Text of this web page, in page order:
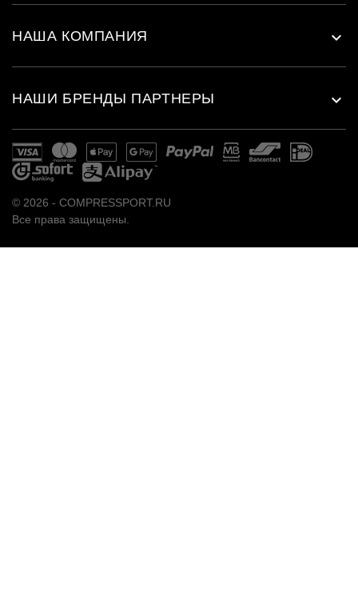
НАША КОМПАНИЯ 
НАШИ БРЕНДЫ ПАРТНЕРЫ 
© 2026 - COMPRESSPORT.RU
Все права защищены.